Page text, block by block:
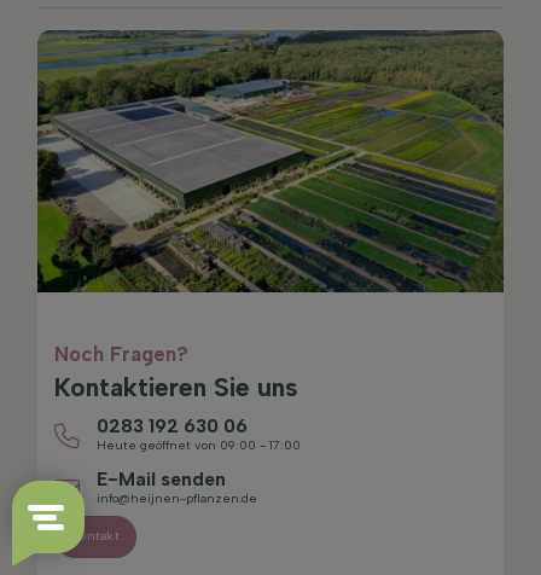
Noch Fragen?
Kontaktieren Sie uns
0283 192 630 06
Heute geöffnet von 09:00 - 17:00
E-Mail senden
info@heijnen-pflanzen.de
Kontakt